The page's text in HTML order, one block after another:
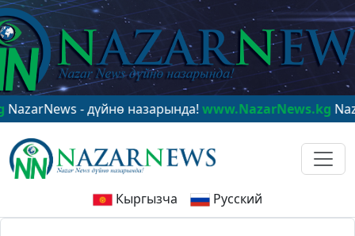
- дүйнө назарында!www.NazarNews.kg
Кыргызча Русский